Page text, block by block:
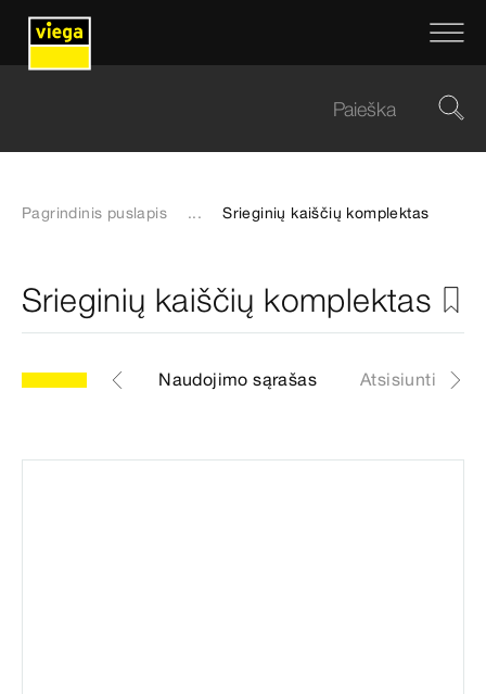
Pagrindinis puslapis ... Srieginių kaiščių komplektas
Srieginių kaiščių komplektas
Artikulas Naudojimo sąrašas Atsisiuntimai